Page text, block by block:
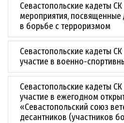
Севастопольские кадеты
мероприятия,
в борьбе с терроризмом
Севастопольские кадеты
участие в военно-
Севастопольские кадеты
участие в ежегодном
«Севастопольский союз
десантников (участников